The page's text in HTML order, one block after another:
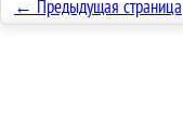
← Предыдущая страница